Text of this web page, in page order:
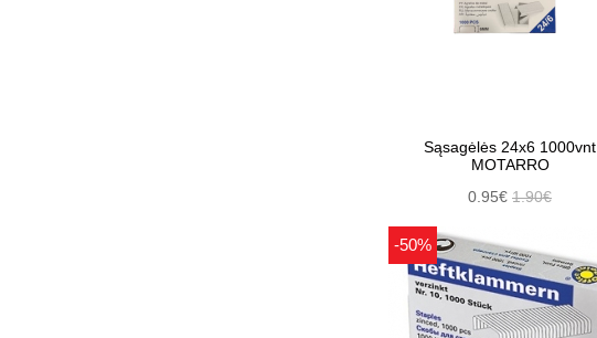
Sąsagėlės 24x6 1000vnt
MOTARRO
0.95€ 1.90€
-50%